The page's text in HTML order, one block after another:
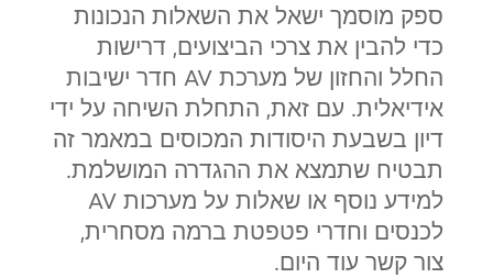
ספק מוסמך ישאל את השאלות הנכונות
כדי להבין את צרכי הביצועים, דרישות
החלל והחזון של מערכת AV חדר ישיבות
אידיאלית. עם זאת, התחלת השיחה על ידי
דיון בשבעת היסודות המכוסים במאמר זה
תבטיח שתמצא את ההגדרה המושלמת.
למידע נוסף או שאלות על מערכות AV
לכנסים וחדרי פטפטת ברמה מסחרית,
צור קשר עוד היום.